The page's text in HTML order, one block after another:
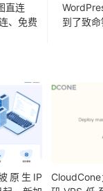
直连
、免费
到了致
原生IP